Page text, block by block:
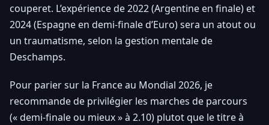
couperet. L’expérience de 2022 (Argentine en finale) et
2024 (Espagne en demi-finale d’Euro) sera un atout ou
un traumatisme, selon la gestion mentale de
Deschamps.
Pour parier sur la France au Mondial 2026, je
recommande de privilégier les marches de parcours
(« demi-finale ou mieux » à 2.10) plutot que le titre à